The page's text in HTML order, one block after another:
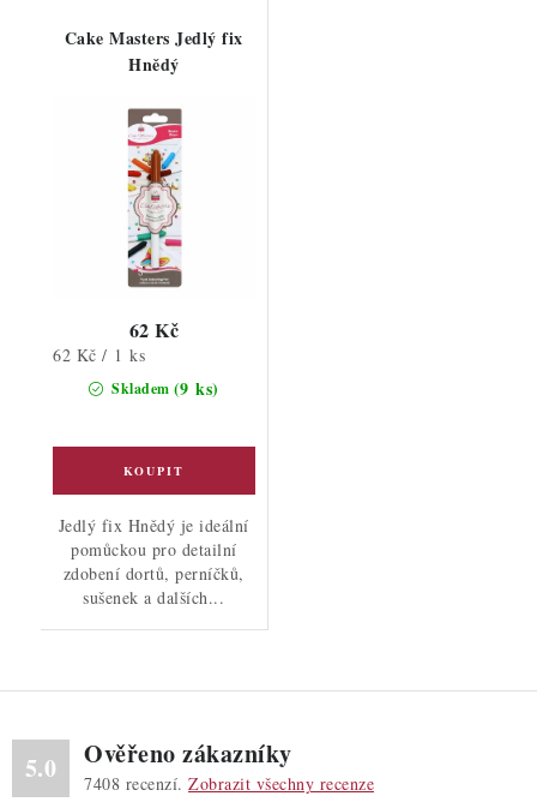
Cake Masters Jedlý fix
Hnědý
Skladem (9 ks)
62 Kč
Měrná
62 Kč / 1 ks
Jedlý fix Hnědý je ideální
pomůckou pro detailní
zdobení dortů, perníčků,
sušenek a dalších...
5.0 Ověřeno zákazníky
7408 recenzí. Zobrazit všechny recenze